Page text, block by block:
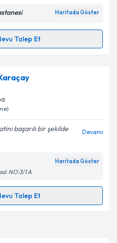
ilişkinAydınlatma
Gönder
Haritada Göster
Talep Et
Demirpolat
Size bu uzmandan
hazırlandığında e-
ilişkin
kişisel verilerimin belirtilen
kabul ediyorum.
başarılı bir şekilde
Devamı
Haritada Göster
NO:3/1 A
Talep Et